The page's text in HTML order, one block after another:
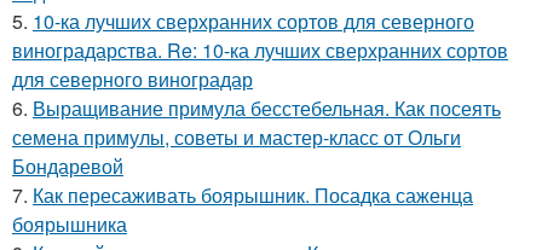
5. 10-ка лучших сверхранних сортов для северного
виноградарства. Re: 10-ка лучших сверхранних сортов
для северного виноградар
6. Выращивание примула бесстебельная. Как посеять
семена примулы, советы и мастер-класс от Ольги
Бондаревой
7. Как пересаживать боярышник. Посадка саженца
боярышника